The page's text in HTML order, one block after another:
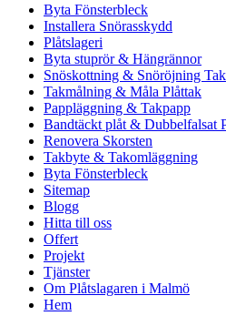
Byta Fönsterbleck
Installera Snörasskydd
Plåtslageri
Byta stuprör & Hängrännor
Snöskottning & Snöröjning Tak
Takmålning & Måla Plåttak
Pappläggning & Takpapp
Bandtäckt plåt & Dubbelfalsat
Renovera Skorsten
Takbyte & Takomläggning
Byta Fönsterbleck
Sitemap
Blogg
Hitta till oss
Offert
Projekt
Tjänster
Om Plåtslagaren i Malmö
Hem